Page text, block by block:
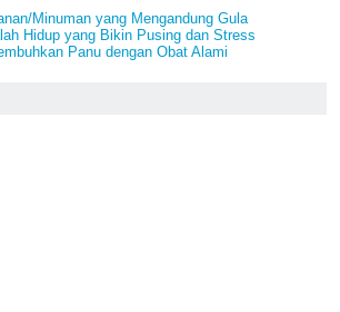
Minuman yang Mengandung Gula
Hidup yang Bikin Pusing dan Stress
Panu dengan Obat Alami